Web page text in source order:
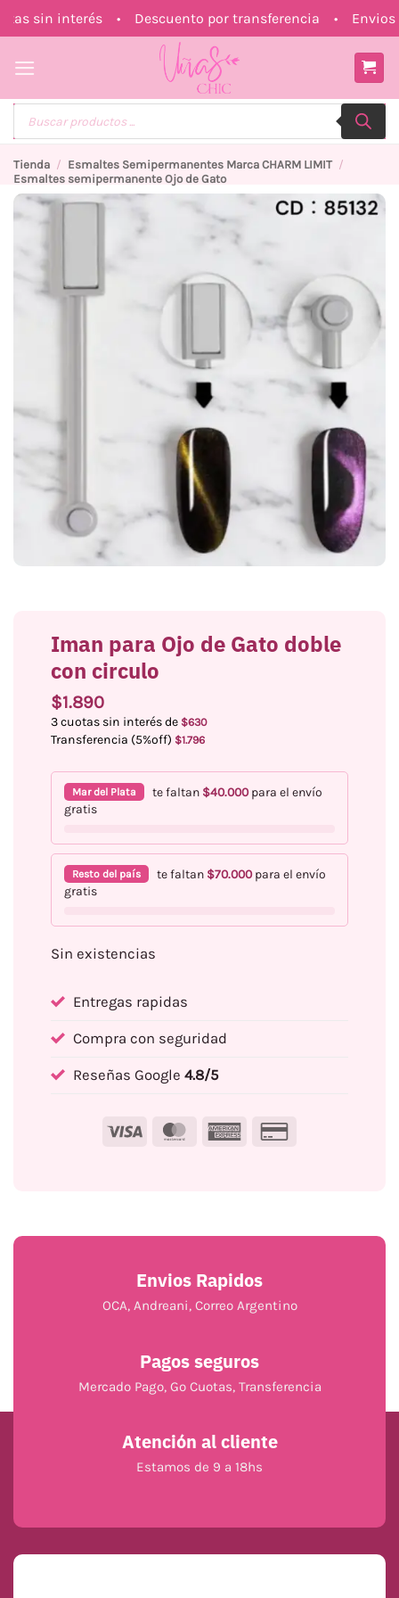
al
sin interés • Descuento por transferencia • Envios a
Búsqueda
Tienda / Esmaltes Semipermanentes Marca CHARM LIMIT /
Esmaltes semipermanente Ojo de Gato
Iman para Ojo de Gato doble
con circulo
$1.890
3 cuotas sin interés de $630
Transferencia (5%off) $1.796
Mar del Plata te faltan $40.000para el envío
gratis
Resto del país te faltan $70.000para el envío
gratis
Sin existencias
Entregas rapidas
Compra con seguridad
Reseñas Google 4.8/5
Visa MasterCardAmerican
Envios Rapidos
OCA, Andreani, Correo Argentino
Pagos seguros
Mercado Pago, Go Cuotas, Transferencia
Atención al cliente
Estamos de 9 a 18hs